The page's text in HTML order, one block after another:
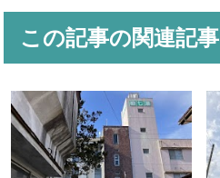
この記事の関連記事